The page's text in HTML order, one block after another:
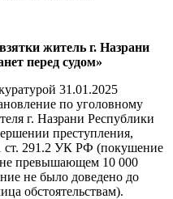
житель г. Назрани
перед судом»
31.01.2025
по уголовному
г. Назрани Республики
преступления,
ст. 291.2 УК РФ (покушение
не превышающем 10 000
не было доведено до
обстоятельствам).